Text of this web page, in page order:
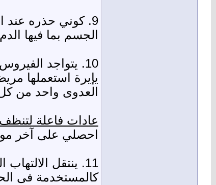
9. كوني حذره
الجسم بما فيها
10. يتواجد
يإيرة استعملها
العدوى واحد من
عادات فاعلة
احصلي على آخر
11. ينتقل
كالمستخدمة فى